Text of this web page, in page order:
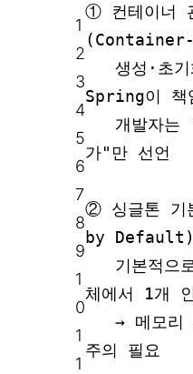
1
2
3
4
5
6
7
8
9
1
0
1
1
① 컨테이너
(Container-
생성·초
Spring이 책
개발자는
가"만 선언
② 싱글톤
by Default)
기본적으
체에서 1개
→ 메모리
주의 필요